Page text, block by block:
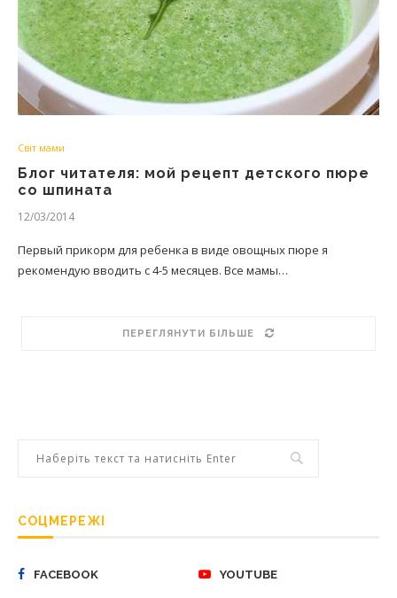
Світ мами
Блог читателя: мой рецепт детского пюре
со шпината
12/03/2014
Первый прикорм для ребенка в виде овощных пюре я
рекомендую вводить с 4-5 месяцев. Все мамы…
ПЕРЕГЛЯНУТИ БІЛЬШЕ
СОЦМЕРЕЖІ
FACEBOOK YOUTUBE